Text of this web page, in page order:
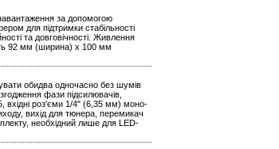
за допомогою
для підтримки стабільності
та довговічності. Живлення
92 мм (ширина) x 100 мм
обидва одночасно без шумів
фази підсилювачів,
вхідні роз'єми 1/4" (6,35 мм) моно-
вихід для тюнера, перемикач
необхідний лише для LED-